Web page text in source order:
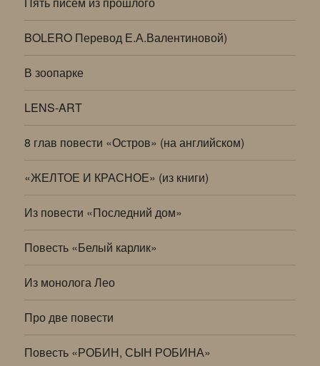
BOLERO Перевод Е.А.Валентиновой)
В зоопарке
LENS-ART
8 глав повести «Остров» (на английском)
«ЖЕЛТОЕ И КРАСНОЕ» (из книги)
Из повести «Последний дом»
Повесть «Белый карлик»
Из монолога Лео
Про две повести
Повесть «РОБИН, СЫН РОБИНА»